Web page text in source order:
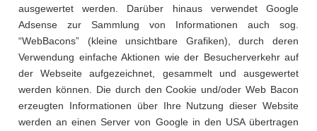
ausgewertet werden. Darüber hinaus verwendet Google
Adsense zur Sammlung von Informationen auch sog.
“WebBacons” (kleine unsichtbare Grafiken), durch deren
Verwendung einfache Aktionen wie der Besucherverkehr auf
der Webseite aufgezeichnet, gesammelt und ausgewertet
werden können. Die durch den Cookie und/oder Web Bacon
erzeugten Informationen über Ihre Nutzung dieser Website
werden an einen Server von Google in den USA übertragen